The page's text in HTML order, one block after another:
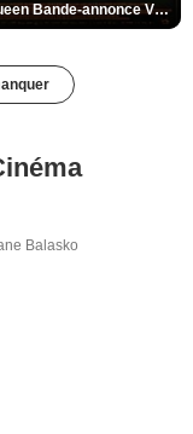
Cotton Queen Bande-annonce VO STFR
Balasko